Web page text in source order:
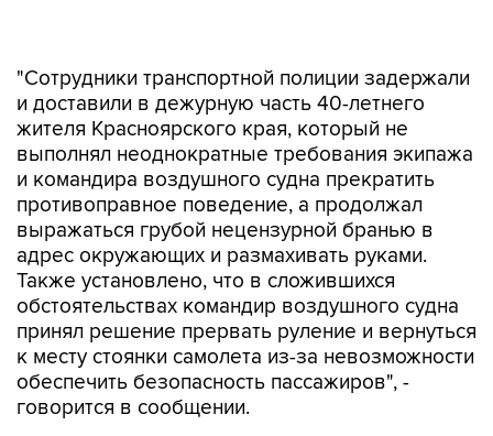
"Сотрудники транспортной полиции задержали
и доставили в дежурную часть 40-летнего
жителя Красноярского края, который не
выполнял неоднократные требования экипажа
и командира воздушного судна прекратить
противоправное поведение, а продолжал
выражаться грубой нецензурной бранью в
адрес окружающих и размахивать руками.
Также установлено, что в сложившихся
обстоятельствах командир воздушного судна
принял решение прервать руление и вернуться
к месту стоянки самолета из-за невозможности
обеспечить безопасность пассажиров", -
говорится в сообщении.